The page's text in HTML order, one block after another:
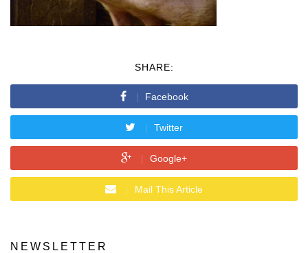
SHARE:
Facebook
Twitter
Google+
Mail This Article
NEWSLETTER